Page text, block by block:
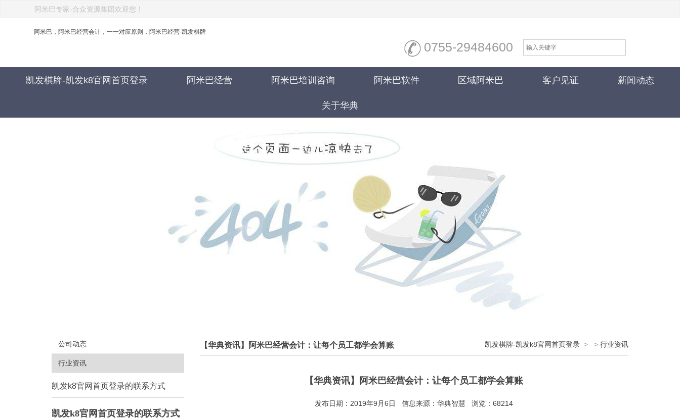
阿米巴专家-合众资源集团欢迎您！
阿米巴，阿米巴经营会计，一一对应原则，阿米巴经营-凯发棋牌
0755-29484600
凯发棋牌-凯发k8官网首页登录 阿米巴经营 阿米巴培训咨询 阿米巴软件 区域阿米巴 客户见证 新闻动态
关于华典
公司动态
行业资讯
凯发k8官网首页登录的联系方式
凯发k8官网首页登录的联系方式
【华典资讯】阿米巴经营会计：让每个员工都学会算账 凯发棋牌-凯发k8官网首页登录 > > 行业资讯
【华典资讯】阿米巴经营会计：让每个员工都学会算账
发布日期：2019年9月6日 信息来源：华典智慧 浏览：68214